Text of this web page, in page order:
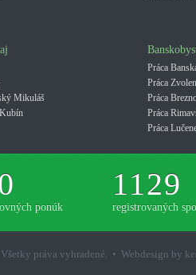
Mikuláš
Práca
Práca Zvolen
Práca
Práca
Práca
ponúk
1129
registrovaných
práva vyhradené. • Webdesign by